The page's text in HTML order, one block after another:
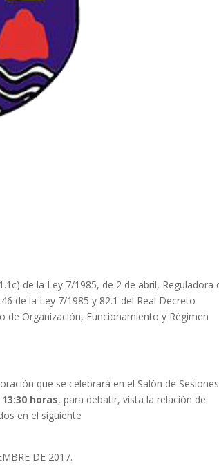
de la Ley 7/1985, de 2 de abril, Reguladora
de la Ley 7/1985 y 82.1 del Real Decreto
de Organización, Funcionamiento y Régimen
que se celebrará en el Salón de
horas, para debatir, vista la relación de
en el siguiente
DE 2017.